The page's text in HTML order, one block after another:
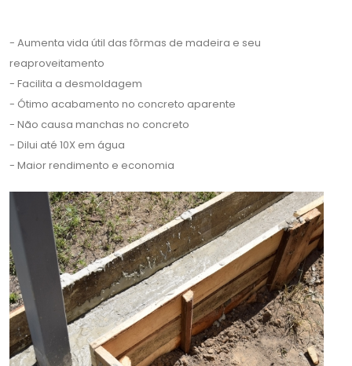
- Aumenta vida útil das fôrmas de madeira e seu
reaproveitamento
- Facilita a desmoldagem
- Ótimo acabamento no concreto aparente
- Não causa manchas no concreto
- Dilui até 10X em água
- Maior rendimento e economia